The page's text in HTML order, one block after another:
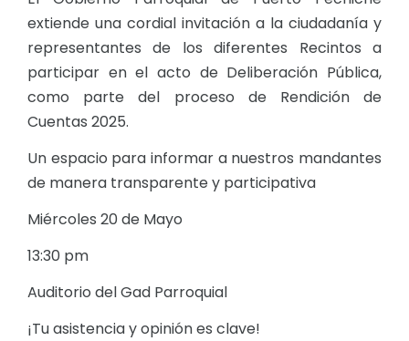
extiende una cordial invitación a la ciudadanía y
representantes de los diferentes Recintos a
participar en el acto de Deliberación Pública,
como parte del proceso de Rendición de
Cuentas 2025.
Un espacio para informar a nuestros mandantes
de manera transparente y participativa
Miércoles 20 de Mayo
13:30 pm
Auditorio del Gad Parroquial
¡Tu asistencia y opinión es clave!